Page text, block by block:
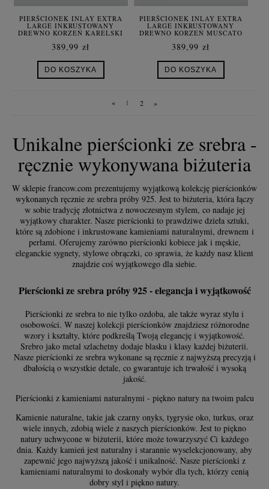
PIERŚCIONEK INLAY EXTRA
LARGE INKRUSTOWANY
DREWNO KORZEŃ KARELSKI
389,99 zł
DO KOSZYKA
PIERŚCIONEK INLAY EXTRA
LARGE INKRUSTOWANY
DREWNO KORZEŃ MUSCATO
389,99 zł
DO KOSZYKA
« 1 2 »
Unikalne pierścionki ze srebra -
ręcznie wykonywana biżuteria
W sklepie francow.com prezentujemy wyjątkową kolekcję pierścionków
wykonanych ręcznie ze srebra próby 925. Jest to biżuteria, która łączy
w sobie tradycję złotnictwa z nowoczesnym stylem, co nadaje jej
wyjątkowy charakter. Nasze pierścionki to prawdziwe dzieła sztuki,
które są zdobione i inkrustowane kamieniami naturalnymi, drewnem i
perłami. Oferujemy zarówno pierścionki kobiece jak i męskie,
eleganckie sygnety, stylowe obrączki, co sprawia, że każdy nasz klient
znajdzie coś wyjątkowego dla siebie.
Pierścionki ze srebra próby 925 - elegancja i wyjątkowość
Pierścionki ze srebra to nie tylko ozdoba, ale także wyraz stylu i
osobowości. W naszej kolekcji pierścionków znajdziesz różnorodne
wzory i kształty, które podkreślą Twoją elegancję i wyjątkowość.
Srebro jako metal szlachetny dodaje blasku i klasy każdej biżuterii.
Nasze pierścionki ze srebra wykonane są ręcznie z najwyższą precyzją i
dbałością o wszystkie detale, co gwarantuje ich trwałość i wysoką
jakość.
Pierścionki z kamieniami naturalnymi - piękno natury na twoim palcu
Kamienie naturalne, takie jak czarny onyks, tygrysie oko, turkus, oraz
wiele innych, zdobią wiele z naszych pierścionków. Jest to piękno
natury uchwycone w biżuterii, które może towarzyszyć Ci każdego
dnia. Każdy kamień jest naturalny i starannie wyselekcjonowany, aby
zapewnić jego najwyższą jakość i unikalność. Nasze pierścionki z
kamieniami naturalnymi to doskonały wybór dla tych, którzy cenią
dobry styl i piękno natury.